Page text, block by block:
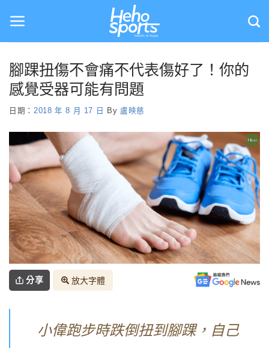
content
腳踝扭傷不會痛不代表傷好了！你的
感覺受器可能有問題
日期： 2018 年 8 月 17 日 By 盧映慈
分享 放大字體
小偉跑步時跌倒扭到腳踝，自己